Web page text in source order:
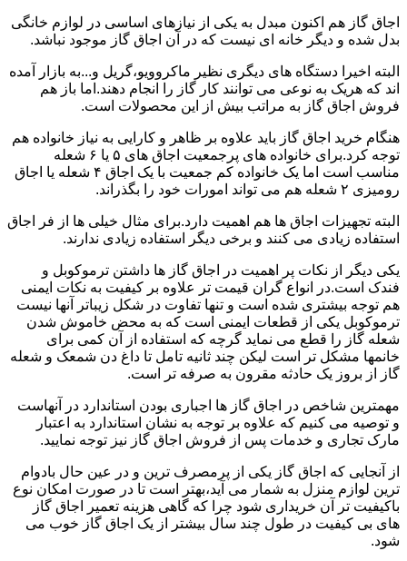
اجاق گاز هم اکنون مبدل به یکی از نیازهای اساسی در لوازم خانگی
بدل شده و دیگر خانه ای نیست که در آن اجاق گاز موجود نباشد.
البته اخیرا دستگاه های دیگری نظیر ماکروویو،گریل و...به بازار آمده
اند که هریک به نوعی می توانند کار گاز را انجام دهند.اما باز هم
فروش اجاق گاز به مراتب بیش از این محصولات است.
هنگام خرید اجاق گاز باید علاوه بر ظاهر و کارایی به نیاز خانواده هم
توجه کرد.برای خانواده های پرجمعیت اجاق های ۵ یا ۶ شعله
مناسب است اما یک خانواده کم جمعیت با یک اجاق ۴ شعله یا اجاق
رومیزی ۲ شعله هم می تواند امورات خود را بگذراند.
البته تجهیزات اجاق ها هم اهمیت دارد.برای مثال خیلی ها از فر اجاق
استفاده زیادی می کنند و برخی دیگر استفاده زیادی ندارند.
یکی دیگر از نکات پر اهمیت در اجاق گاز ها داشتن ترموکوبل و
فندک است.در انواع گران قیمت تر علاوه بر کیفیت به نکات ایمنی
هم توجه بیشتری شده است و تنها تفاوت در شکل زیباتر آنها نیست
ترموکوبل یکی از قطعات ایمنی است که به محض خاموش شدن
شعله گاز را قطع می نماید گرچه که استفاده از آن کمی برای
خانمها مشکل تر است لیکن چند ثانیه تامل تا داغ دن شمعک و شعله
گاز از بروز یک حادثه مقرون به صرفه تر است.
مهمترین شاخص در اجاق گاز ها اجباری بودن استاندارد در آنهاست
و توصیه می کنیم که علاوه بر توجه به نشان استاندارد به اعتبار
مارک تجاری و خدمات پس از فروش اجاق گاز نیز توجه نمایید.
از آنجایی که اجاق گاز یکی از پرمصرف ترین و در عین حال بادوام
ترین لوازم منزل به شمار می آید،بهتر است تا در صورت امکان نوع
باکیفیت تر آن خریداری شود چرا که گاهی هزینه تعمیر اجاق گاز
های بی کیفیت در طول چند سال بیشتر از یک اجاق گاز خوب می
شود.